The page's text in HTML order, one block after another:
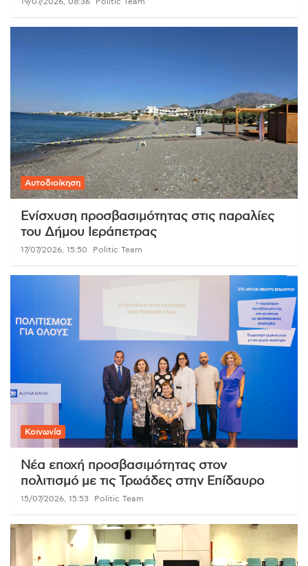
Αυτοδιοίκηση
Ενίσχυση προσβασιμότητας στις παραλίες
του Δήμου Ιεράπετρας
17/07/2026, 15:50 Politic Team
Κοινωνία
Νέα εποχή προσβασιμότητας στον
πολιτισμό με τις Τρωάδες στην Επίδαυρο
15/07/2026, 15:53 Politic Team